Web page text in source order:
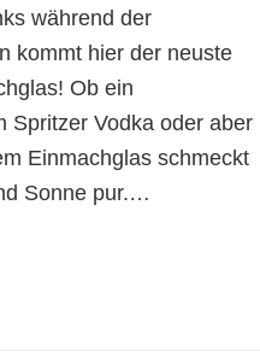
während der
kommt hier der neuste
Ob ein
Spritzer Vodka oder aber
Einmachglas schmeckt
Sonne pur.…